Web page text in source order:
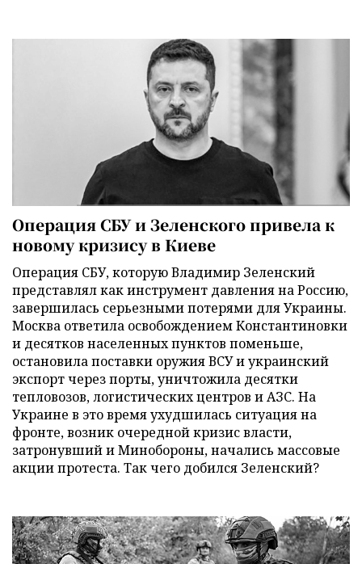
Операция СБУ и Зеленского привела к
новому кризису в Киеве
Операция СБУ, которую Владимир Зеленский
представлял как инструмент давления на Россию,
завершилась серьезными потерями для Украины.
Москва ответила освобождением Константиновки
и десятков населенных пунктов поменьше,
остановила поставки оружия ВСУ и украинский
экспорт через порты, уничтожила десятки
тепловозов, логистических центров и АЗС. На
Украине в это время ухудшилась ситуация на
фронте, возник очередной кризис власти,
затронувший и Минобороны, начались массовые
акции протеста. Так чего добился Зеленский?